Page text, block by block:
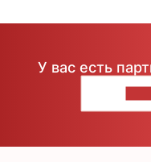
У вас есть